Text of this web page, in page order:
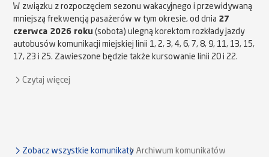
W związku z rozpoczęciem sezonu wakacyjnego i przewidywaną
mniejszą frekwencją pasażerów w tym okresie, od dnia 27
czerwca 2026 roku (sobota) ulegną korektom rozkłady jazdy
autobusów komunikacji miejskiej linii 1, 2, 3, 4, 6, 7, 8, 9, 11, 13, 15,
17, 23 i 25. Zawieszone będzie także kursowanie linii 20 i 22.
Czytaj więcej
Zobacz wszystkie komunikaty Archiwum komunikatów